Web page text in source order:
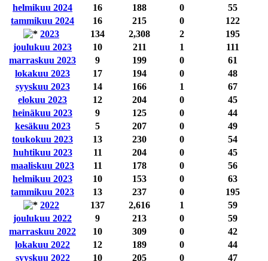
helmikuu 2024
16 188 0
55
tammikuu 2024
16 215 0
122
2023
134 2,308 2
195
joulukuu 2023
10 211 1
111
marraskuu 2023
9 199 0
61
lokakuu 2023
17 194 0
48
syyskuu 2023
14 166 1
67
elokuu 2023
12 204 0
45
heinäkuu 2023
9 125 0
44
kesäkuu 2023
5 207 0
49
toukokuu 2023
13 230 0
54
huhtikuu 2023
11 204 0
45
maaliskuu 2023
11 178 0
56
helmikuu 2023
10 153 0
63
tammikuu 2023
13 237 0
195
2022
137 2,616 1
59
joulukuu 2022
9 213 0
59
marraskuu 2022
10 309 0
42
lokakuu 2022
12 189 0
44
syyskuu 2022
10 205 0
47